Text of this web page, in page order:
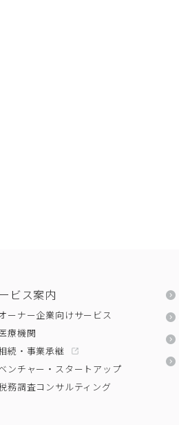
ビス案内
ーナー企業向けサービス
療機関
続・事業承継
ンチャー・スタートアップ
務調査コンサルティング